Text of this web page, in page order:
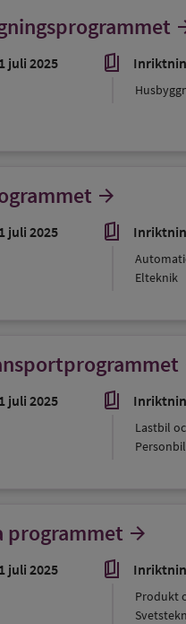
juli 2025 book_5
arrow_forward
juli 2025 book_5
Elteknik
juli 2025 book_5
Lastbil
Personbil
programmet arrow_forward
juli 2025 book_5
Produkt